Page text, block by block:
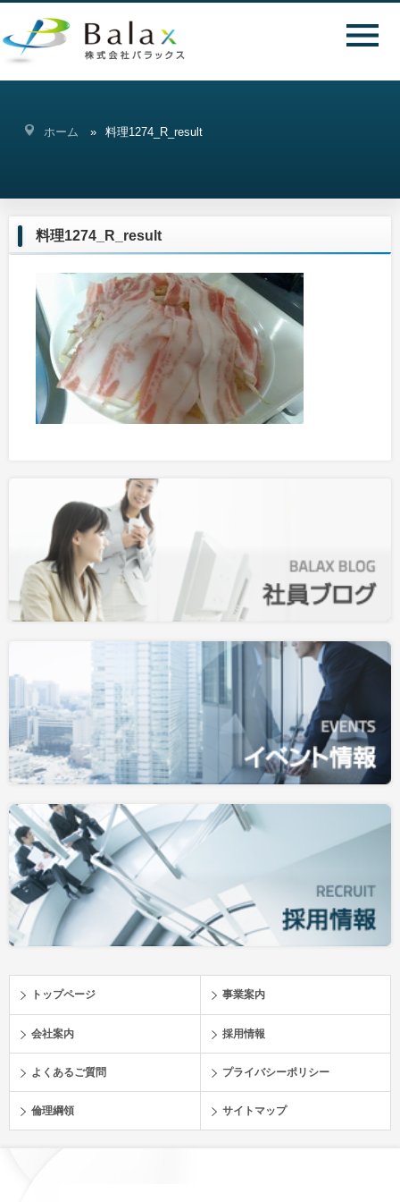
ホーム 料理1274_R_result
料理1274_R_result
トップページ 事業案内
会社案内 採用情報
よくあるご質問 プライバシーポリシー
倫理綱領 サイトマップ